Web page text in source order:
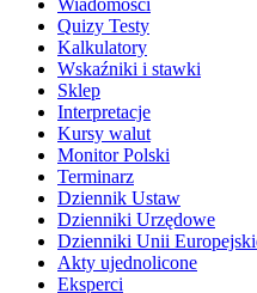
Wiadomości
Quizy Testy
Kalkulatory
Wskaźniki i stawki
Sklep
Interpretacje
Kursy walut
Monitor Polski
Terminarz
Dziennik Ustaw
Dzienniki Urzędowe
Dzienniki Unii
Akty ujednolicone
Eksperci